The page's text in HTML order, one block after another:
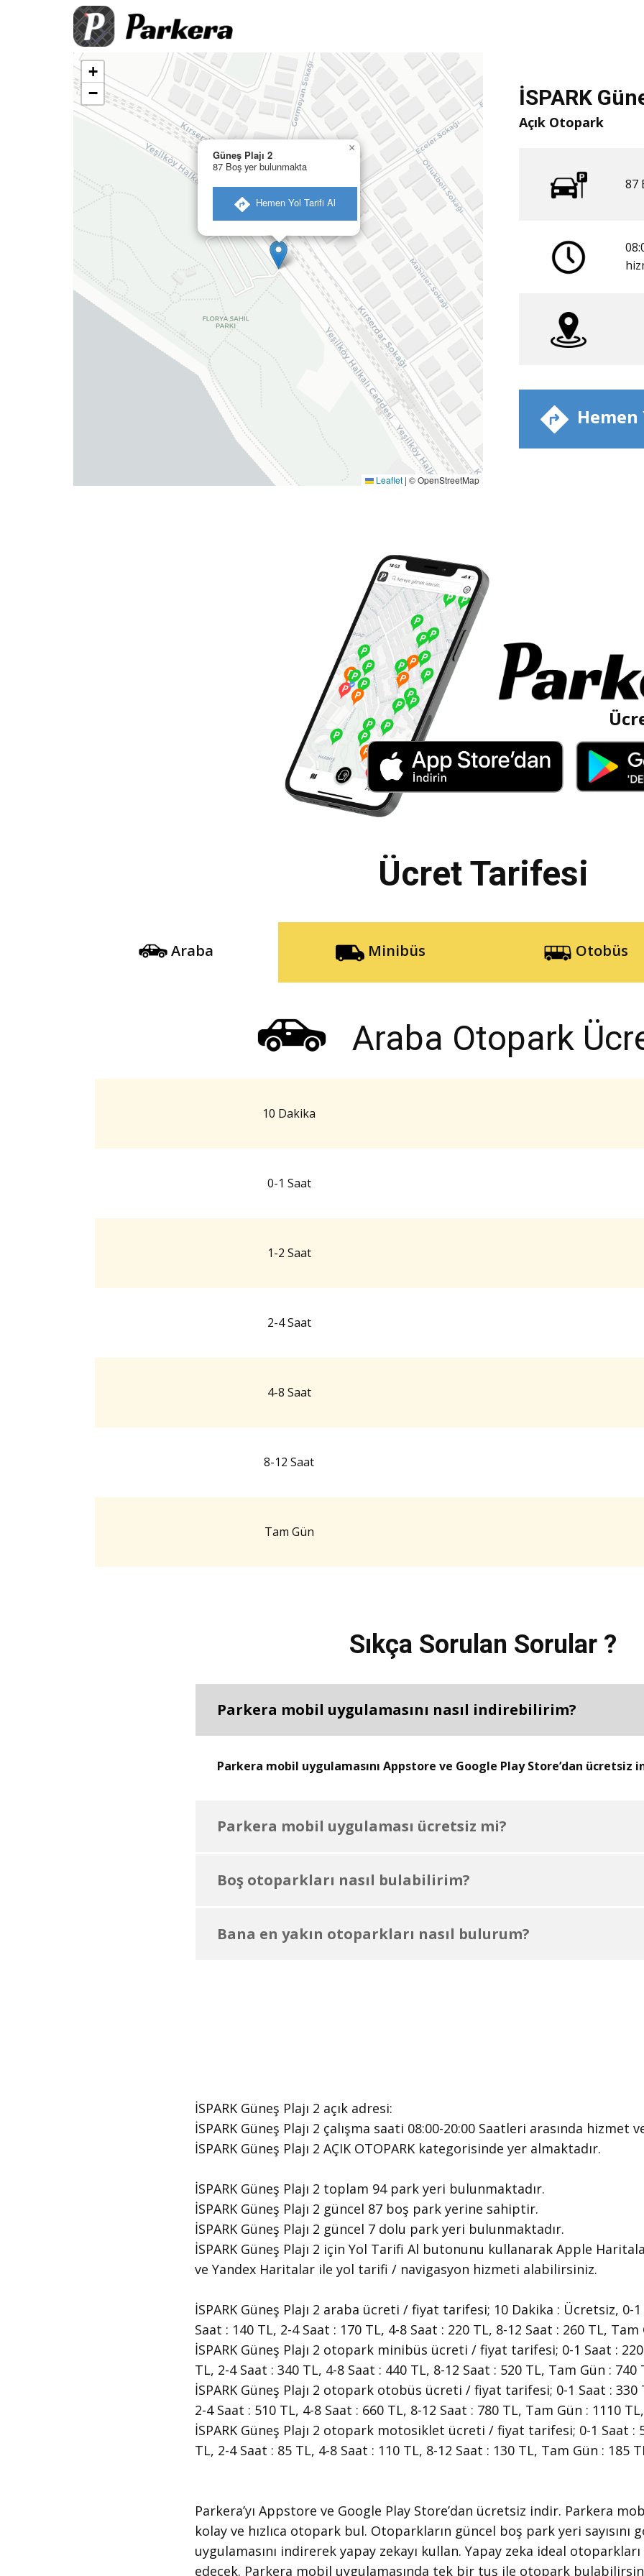
Güneş Plajı 2
87 Boş yer bulunmakta
​ Hemen Yol Tarifi Al
×
+
−
Leaflet | © OpenStreetMap
İSPARK
Açık Otopark
87
Ücret Tarifesi
Araba Minibüs Otobüs
Araba Otopark
10 Dakika
0-1 Saat
1-2 Saat
2-4 Saat
4-8 Saat
8-12 Saat
Tam Gün
Sıkça Sorulan Sorular ?
Parkera mobil uygulamasını nasıl indirebilirim?
Parkera mobil uygulamasını Appstore ve Google Play Store’dan ücretsiz
Parkera mobil uygulaması ücretsiz mi?
Boş otoparkları nasıl bulabilirim?
Bana en yakın otoparkları nasıl bulurum?
İSPARK Güneş Plajı 2 ​açık adresi:
İSPARK Güneş Plajı 2 ​çalışma saati 08:00-20:00 Saatleri arasında ​hizmet
​İSPARK Güneş Plajı 2 AÇIK OTOPARK kategorisinde yer almaktadır.
İSPARK Güneş Plajı 2 toplam 94 park yeri bulunmaktadır.
İSPARK Güneş Plajı 2 güncel 87 boş park yerine sahiptir.
İSPARK Güneş Plajı 2 güncel 7 dolu park yeri bulunmaktadır.
İSPARK Güneş Plajı 2 için Yol Tarifi Al butonunu kullanarak Apple
ve Yandex Haritalar ile yol tarifi / navigasyon hizmeti alabilirsiniz.
İSPARK Güneş Plajı 2 araba ücreti / fiyat tarifesi; 10 Dakika : Ücretsiz, 0-1
Saat : 140 TL, 2-4 Saat : 170 TL, 4-8 Saat : 220 TL, 8-12 Saat : 260 TL, Tam
İSPARK Güneş Plajı 2 otopark minibüs ücreti / fiyat tarifesi; 0-1 Saat :
TL, 2-4 Saat : 340 TL, 4-8 Saat : 440 TL, 8-12 Saat : 520 TL, Tam Gün : 740
İSPARK Güneş Plajı 2 otopark otobüs ücreti / fiyat tarifesi; 0-1 Saat : 330
2-4 Saat : 510 TL, 4-8 Saat : 660 TL, 8-12 Saat : 780 TL, Tam Gün : 1110
İSPARK Güneş Plajı 2 otopark motosiklet ücreti / fiyat tarifesi; 0-1 Saat :
TL, 2-4 Saat : 85 TL, 4-8 Saat : 110 TL, 8-12 Saat : 130 TL, Tam Gün : 185
​Parkera’yı Appstore ve Google Play Store’dan ücretsiz indir. Parkera
kolay ve hızlıca otopark bul. Otoparkların güncel boş park yeri sayısını
uygulamasını indirerek yapay zekayı kullan. Yapay zeka ideal
edecek. Parkera mobil uygulamasında tek bir tuş ile otopark